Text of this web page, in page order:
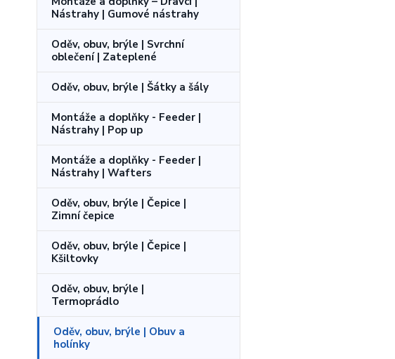
Nástrahy | Gumové nástrahy
Oděv, obuv, brýle | Svrchní
oblečení | Zateplené
Oděv, obuv, brýle | Šátky a šály
Montáže a doplňky - Feeder |
Nástrahy | Pop up
Montáže a doplňky - Feeder |
Nástrahy | Wafters
Oděv, obuv, brýle | Čepice |
Zimní čepice
Oděv, obuv, brýle | Čepice |
Kšiltovky
Oděv, obuv, brýle |
Termoprádlo
Oděv, obuv, brýle | Obuv a
holínky